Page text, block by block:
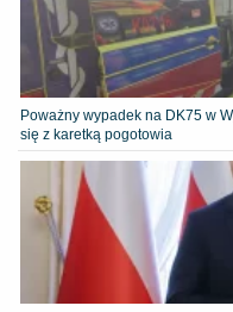
Poważny wypadek na DK75 w
się z karetką pogotowia